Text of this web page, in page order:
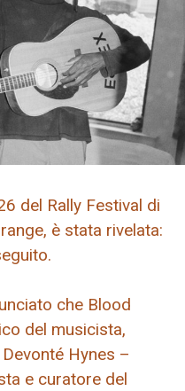
del Rally Festival di
è stata rivelata:
che Blood
del musicista,
Hynes –
e curatore del